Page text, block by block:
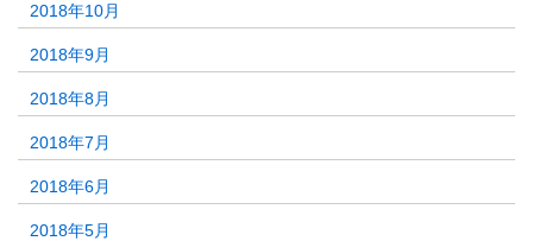
2018年10月
2018年9月
2018年8月
2018年7月
2018年6月
2018年5月